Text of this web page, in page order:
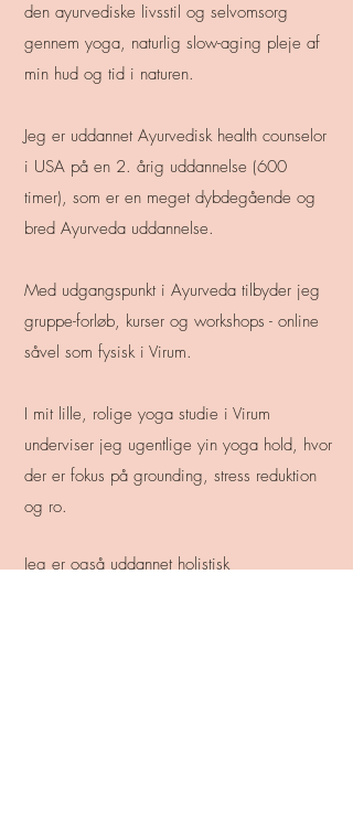
den ayurvediske livsstil og selvomsorg
gennem yoga, naturlig slow-aging pleje af
min hud og tid i naturen.
Jeg er uddannet Ayurvedisk health counselor
i USA på en 2. årig uddannelse (600
timer), som er en meget dybdegående og
bred Ayurveda uddannelse.
Med udgangspunkt i Ayurveda tilbyder jeg
gruppe-forløb, kurser og workshops - online
såvel som fysisk i Virum.
I mit lille, rolige yoga studie i Virum
underviser jeg ugentlige yin yoga hold, hvor
der er fokus på grounding, stress reduktion
og ro.
Jeg er også uddannet holistisk